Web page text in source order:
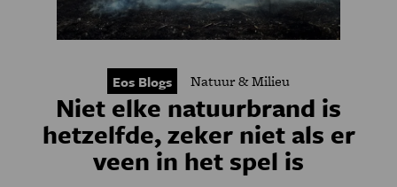
Eos Blogs Natuur & Milieu
Niet elke natuurbrand is
hetzelfde, zeker niet als er
veen in het spel is